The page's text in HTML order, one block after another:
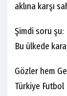
aklına karşı
Şimdi soru şu:
Bu ülkede
Gözler hem
Türkiye Futbol